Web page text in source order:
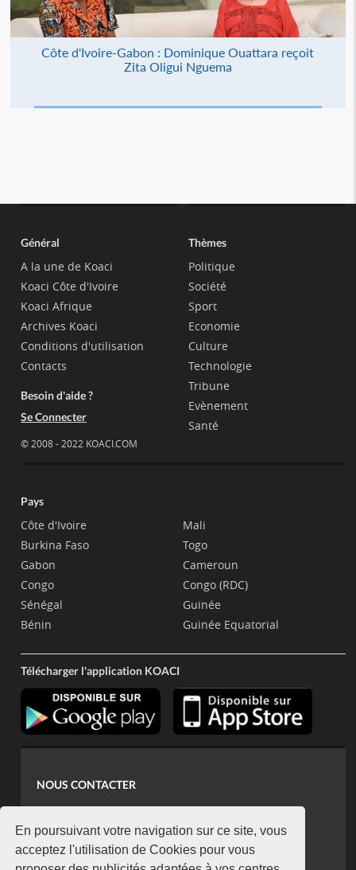
En poursuivant votre navigation sur ce site, vous
acceptez l'utilisation de Cookies pour vous
Côte d'Ivoire-Gabon : Dominique Ouattara reçoit
Zita Oligui Nguema
Général
A la une de Koaci
Koaci Côte d'Ivoire
Koaci Afrique
Archives Koaci
Conditions d'utilisation
Contacts
Besoin d'aide ?
Se Connecter
© 2008 - 2022 KOACI.COM
Thèmes
Politique
Société
Sport
Economie
Culture
Technologie
Tribune
Evènement
Santé
Pays
Côte d'Ivoire
Burkina Faso
Gabon
Congo
Sénégal
Bénin
Mali
Togo
Cameroun
Congo (RDC)
Guinée
Guinée Equatorial
Télécharger l'application KOACI
NOUS CONTACTER
koaci@yahoo.fr
+225 07 08 85 52 93